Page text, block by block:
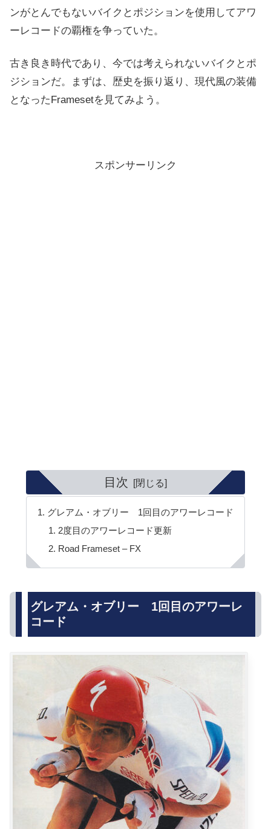
ンがとんでもないバイクとポジションを使用してアワ
ーレコードの覇権を争っていた。
古き良き時代であり、今では考えられないバイクとポ
ジションだ。まずは、歴史を振り返り、現代風の装備
となったFramesetを見てみよう。
スポンサーリンク
目次
グレアム・オブリー 1回目のアワーレコード
2度目のアワーレコード更新
Road Frameset – FX
グレアム・オブリー 1回目のアワーレ
コード